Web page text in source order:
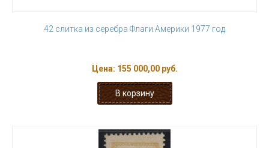
42 слитка из серебра Флаги Америки 1977 год
Цена: 155 000,00 руб.